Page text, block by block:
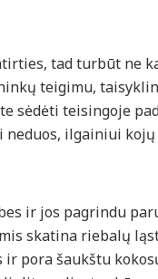
tad turbūt ne
teigimu,
sėdėti teisingoje
ilgainiui kojų
ir jos pagrindu
skatina riebalų
pora šaukštu